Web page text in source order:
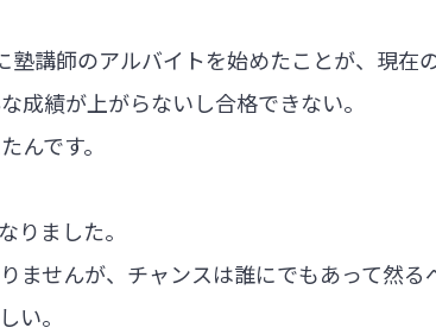
講師のアルバイトを始めたことが、現在
成績が上がらないし合格できない。
んです。
りました。
ませんが、チャンスは誰にでもあって然
い。